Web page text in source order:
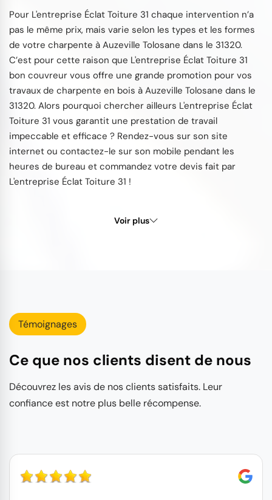
Pour L'entreprise Éclat Toiture 31 chaque intervention n’a
pas le même prix, mais varie selon les types et les formes
de votre charpente à Auzeville Tolosane dans le 31320.
C’est pour cette raison que L'entreprise Éclat Toiture 31
bon couvreur vous offre une grande promotion pour vos
travaux de charpente en bois à Auzeville Tolosane dans le
31320. Alors pourquoi chercher ailleurs L'entreprise Éclat
Toiture 31 vous garantit une prestation de travail
impeccable et efficace ? Rendez-vous sur son site
internet ou contactez-le sur son mobile pendant les
heures de bureau et commandez votre devis fait par
L'entreprise Éclat Toiture 31 !
Voir plus
Témoignages
Ce que nos clients disent de nous
Découvrez les avis de nos clients satisfaits. Leur
confiance est notre plus belle récompense.